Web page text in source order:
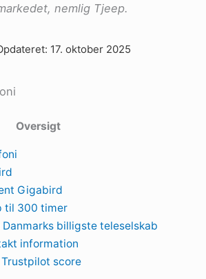
nemlig Tjeep.
17. oktober 2025
Oversigt
Gigabird
til 300 timer
billigste teleselskab
information
score